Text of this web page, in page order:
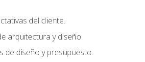
del cliente.
arquitectura y diseño.
de diseño y presupuesto.